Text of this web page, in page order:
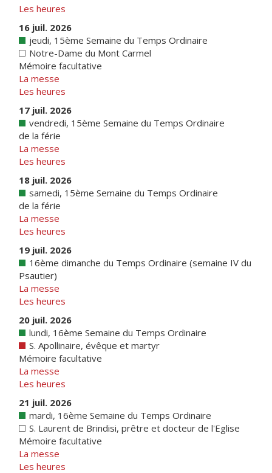
Les heures
16 juil. 2026
jeudi, 15ème Semaine du Temps Ordinaire
Notre-Dame du Mont Carmel
Mémoire facultative
La messe
Les heures
17 juil. 2026
vendredi, 15ème Semaine du Temps Ordinaire
de la férie
La messe
Les heures
18 juil. 2026
samedi, 15ème Semaine du Temps Ordinaire
de la férie
La messe
Les heures
19 juil. 2026
16ème dimanche du Temps Ordinaire (semaine IV du
Psautier)
La messe
Les heures
20 juil. 2026
lundi, 16ème Semaine du Temps Ordinaire
S. Apollinaire, évêque et martyr
Mémoire facultative
La messe
Les heures
21 juil. 2026
mardi, 16ème Semaine du Temps Ordinaire
S. Laurent de Brindisi, prêtre et docteur de l'Eglise
Mémoire facultative
La messe
Les heures